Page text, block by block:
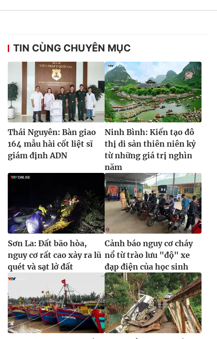
TIN CÙNG CHUYÊN MỤC
Thái Nguyên: Bàn giao
164 mẫu hài cốt liệt sĩ
giám định ADN
Ninh Bình: Kiến tạo đô
thị di sản thiên niên kỷ
từ những giá trị nghìn
năm
Sơn La: Đất bão hòa,
nguy cơ rất cao xảy ra lũ
quét và sạt lở đất
Cảnh báo nguy cơ cháy
nổ từ trào lưu "độ" xe
đạp điện của học sinh